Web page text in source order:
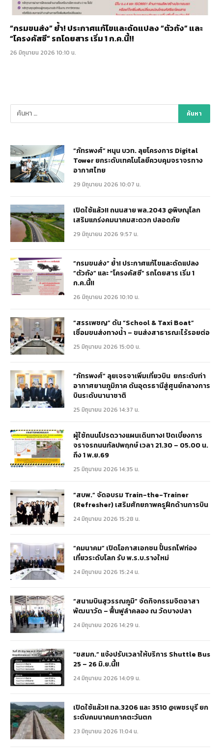
“กรมขนส่ง” ย้ำ! ประกาศแก้ไขและดัดแปลง “ตัวถัง” และ
“โครงคัสซี” รถโดยสาร เริ่ม 1 ก.ค.นี้!!
26 มิถุนายน 2026 10:10 น.
“ภัทรพงศ์” หนุน บวท. ลุยโครงการ Digital
Tower ยกระดับเทคโนโลยีควบคุมจราจรทาง
อากาศไทย
29 มิถุนายน 2026 10:07 น.
เปิดใช้แล้ว!! ถนนสาย พล.2043 @พิษณุโลก
เสริมแกร่งคมนาคมสะดวก ปลอดภัย
29 มิถุนายน 2026 9:57 น.
“กรมขนส่ง” ย้ำ! ประกาศแก้ไขและดัดแปลง
“ตัวถัง” และ “โครงคัสซี” รถโดยสาร เริ่ม 1
ก.ค.นี้!!
26 มิถุนายน 2026 10:10 น.
“สรรเพชญ” ดัน “School & Taxi Boat”
เชื่อมขนส่งทางน้ำ – ขนส่งสาธารณะไร้รอยต่อ
25 มิถุนายน 2026 15:00 น.
“ภัทรพงศ์” ลุยเจรจาเพิ่มเที่ยวบิน ยกระดับท่า
อากาศยานภูมิภาค ดันอุดรธานีสู่ศูนย์กลางการ
บินระดับนานาชาติ
25 มิถุนายน 2026 14:37 น.
ผู้ใช้ถนนโปรดวางแผนเดินทาง! ปิดเบี่ยงการ
จราจรถนนกัลปพฤกษ์ เวลา 21.30 – 05.00 น.
ถึง 1 พ.ย.69
25 มิถุนายน 2026 14:35 น.
“สบพ.” จัดอบรม Train-the-Trainer
(Refresher) เสริมศักยภาพครูฝึกด้านการบิน
24 มิถุนายน 2026 15:28 น.
“คมนาคม” เปิดโอกาสเอกชน ปั้นรถไฟท่อง
เที่ยวระดับโลก รับ พ.ร.บ.รางใหม่
24 มิถุนายน 2026 15:24 น.
“สนามบินสุวรรณภูมิ” จัดกิจกรรมจิตอาสา
พัฒนาวัด – ฟื้นฟูลำคลอง ณ วัดบางปลา
24 มิถุนายน 2026 14:29 น.
“ขสมก.” แจ้งปรับเวลาให้บริการ Shuttle Bus
25 – 26 มิ.ย.นี้!!
24 มิถุนายน 2026 14:09 น.
เปิดใช้แล้ว!! ทล.3206 และ 3510 @เพชรบุรี ยก
ระดับคมนาคมภาคตะวันตก
23 มิถุนายน 2026 11:04 น.